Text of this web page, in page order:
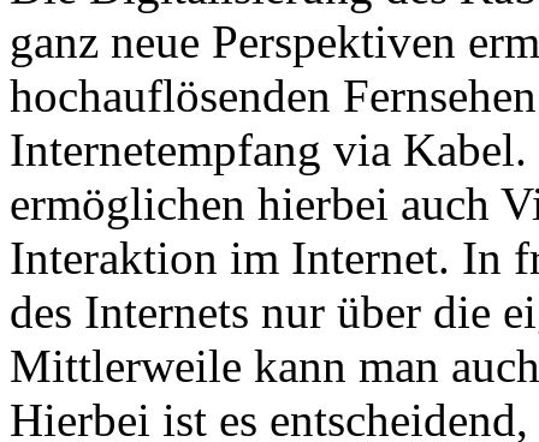
ganz neue Perspektiven
hochauflösenden
Internetempfang via
ermöglichen hierbei auch
Interaktion im Internet. In
des Internets nur über die
Mittlerweile kann man
Hierbei ist es